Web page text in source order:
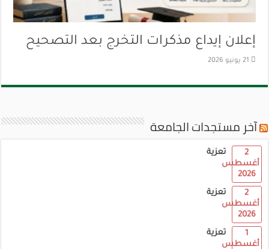
إعلان إيداع مذكرات التخرج بعد التصحيح
21 يونيو 2026
آخر مستجدات الجامعة
تعزية
2
أغسطس
2026
تعزية
2
أغسطس
2026
تعزية
1
أغسطس